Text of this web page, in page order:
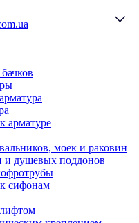
арматуре
моек и раковин
душевых поддонов
сифонам